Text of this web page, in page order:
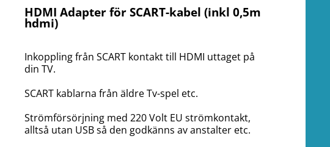
HDMI Adapter för SCART-kabel (inkl 0,5m
hdmi)
Inkoppling från SCART kontakt till HDMI uttaget på
din TV.
SCART kablarna från äldre Tv-spel etc.
Strömförsörjning med 220 Volt EU strömkontakt,
alltså utan USB så den godkänns av anstalter etc.